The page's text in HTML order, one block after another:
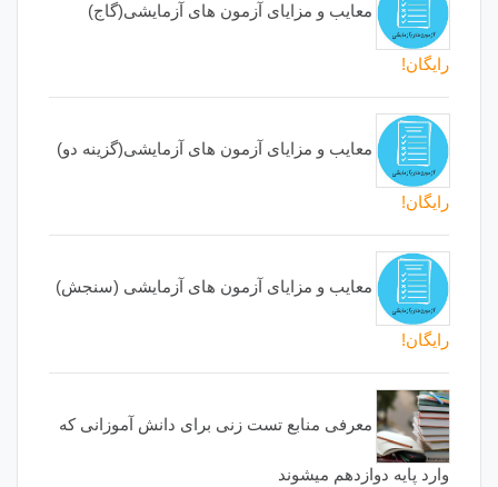
معایب و مزایای آزمون های آزمایشی(گاج)
رایگان!
معایب و مزایای آزمون های آزمایشی(گزینه دو)
رایگان!
معایب و مزایای آزمون های آزمایشی (سنجش)
رایگان!
معرفی منابع تست زنی برای دانش آموزانی که
وارد پایه دوازدهم میشوند